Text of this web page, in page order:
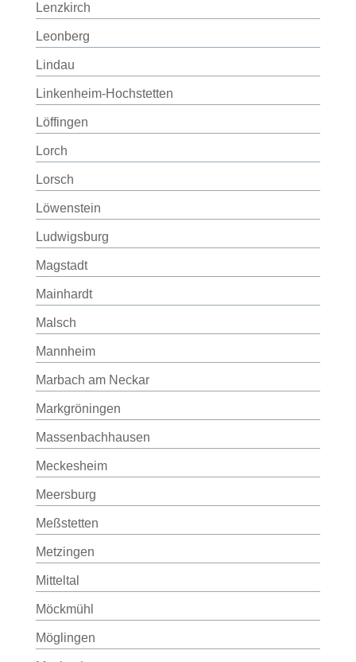
Lenzkirch
Leonberg
Lindau
Linkenheim-Hochstetten
Löffingen
Lorch
Lorsch
Löwenstein
Ludwigsburg
Magstadt
Mainhardt
Malsch
Mannheim
Marbach am Neckar
Markgröningen
Massenbachhausen
Meckesheim
Meersburg
Meßstetten
Metzingen
Mitteltal
Möckmühl
Möglingen